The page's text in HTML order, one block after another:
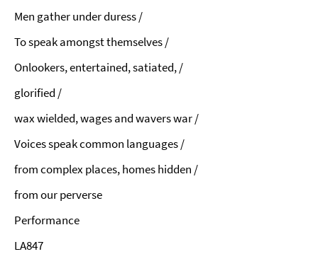
Men gather under duress /
To speak amongst themselves /
Onlookers, entertained, satiated, /
glorified /
wax wielded, wages and wavers war /
Voices speak common languages /
from complex places, homes hidden /
from our perverse
Performance
LA847